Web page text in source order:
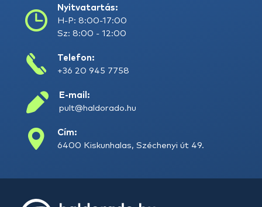
Nyitvatartás:
H-P: 8:00-17:00
Sz: 8:00 - 12:00
Telefon:
+36 20 945 7758
E-mail:
pult@haldorado.hu
Cím:
6400 Kiskunhalas, Széchenyi út 49.